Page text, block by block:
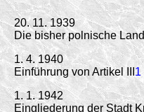
20. 11. 1939
Die bisher polnische
1. 4. 1940
Einführung von Artikel III 1
1. 1. 1942
Eingliederung der Stadt